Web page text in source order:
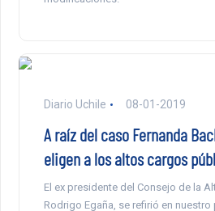
Diario Uchile 08-01-2019
A raíz del caso Fernanda
eligen a los altos cargos
El ex presidente del Consejo de la
Rodrigo Egaña, se refirió en